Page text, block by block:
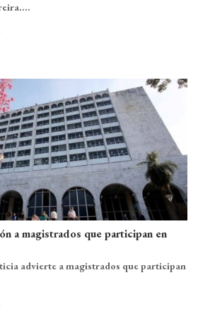
a magistrados que participan en
advierte a magistrados que participan